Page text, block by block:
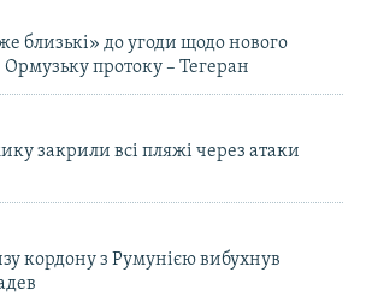
близькі» до угоди щодо нового
протоку – Тегеран
закрили всі пляжі через атаки
кордону з Румунією вибухнув